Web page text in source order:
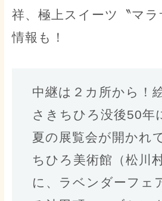
祥、極上スイーツ〝マ
情報も！
中継は２カ所から！
さきちひろ没後50年
夏の展覧会が開かれ
ちひろ美術館（松川
に、ラベンダーフェ